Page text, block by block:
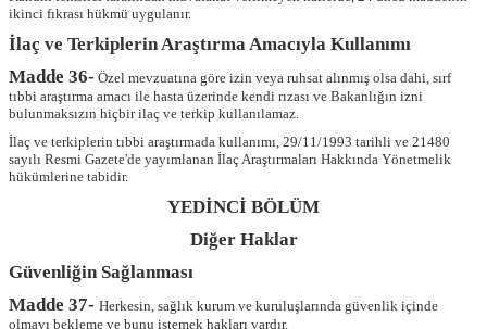
ikinci fıkrası hükmü uygulanır.
İlaç ve Terkiplerin Araştırma Amacıyla Kullanımı
Madde 36- Özel mevzuatına göre izin veya ruhsat alınmış olsa dahi, sırf
tıbbi araştırma amacı ile hasta üzerinde kendi rızası ve Bakanlığın izni
bulunmaksızın hiçbir ilaç ve terkip kullanılamaz.
İlaç ve terkiplerin tıbbi araştırmada kullanımı, 29/11/1993 tarihli ve 21480
sayılı Resmi Gazete'de yayımlanan İlaç Araştırmaları Hakkında Yönetmelik
hükümlerine tabidir.
YEDİNCİ BÖLÜM
Diğer Haklar
Güvenliğin Sağlanması
Madde 37- Herkesin, sağlık kurum ve kuruluşlarında güvenlik içinde
olmayı bekleme ve bunu istemek hakları vardır.